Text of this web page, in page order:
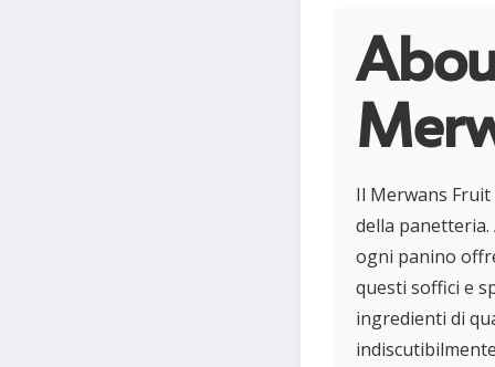
Il Merwans
della panetteria.
ogni panino
questi soffici e
ingredienti di